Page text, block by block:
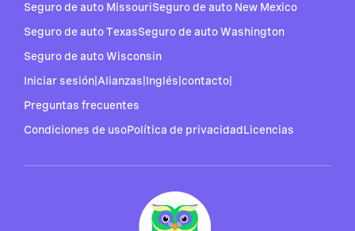
Seguro de auto MissouriSeguro de auto New Mexico
Seguro de auto TexasSeguro de auto Washington
Seguro de auto Wisconsin
Iniciar sesión Alianzas Inglés contacto
Preguntas frecuentes
Condiciones de usoPolítica de privacidadLicencias